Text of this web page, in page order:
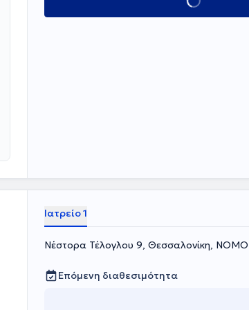
Ιατρείο 1
Νέστορα Τέλογλου 9, Θεσσαλονίκη,
Επόμενη διαθεσιμότητα